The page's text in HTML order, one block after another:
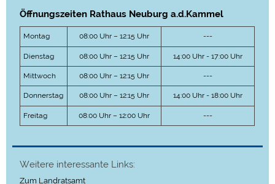
Öffnungszeiten Rathaus Neuburg a.d.Kammel
Montag 08:00 Uhr – 12:15 Uhr ---
Dienstag 08:00 Uhr – 12:15 Uhr 14:00 Uhr - 17:00 Uhr
Mittwoch 08:00 Uhr – 12:15 Uhr ---
Donnerstag 08:00 Uhr – 12:15 Uhr 14:00 Uhr - 18:00 Uhr
Freitag 08:00 Uhr – 12:00 Uhr ---
Weitere interessante Links:
Zum Landratsamt